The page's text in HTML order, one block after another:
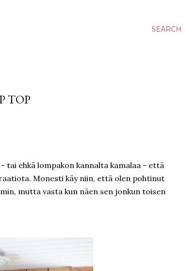
SEARCH
TOP
tai ehkä lompakon kannalta kamalaa - että
Monesti käy niin, että olen pohtinut
mutta vasta kun näen sen jonkun toisen